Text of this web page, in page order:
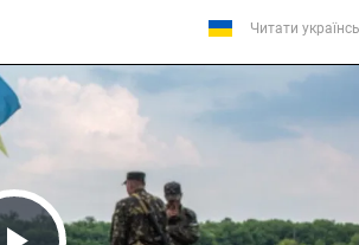
Читати